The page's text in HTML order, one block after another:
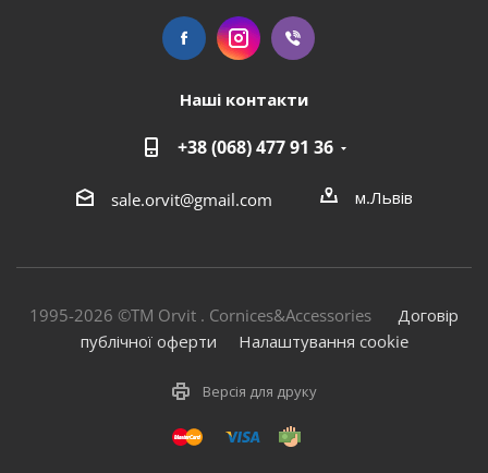
Наші контакти
+38 (068) 477 91 36
sale.orvit@gmail.com м.Львів
1995-2026 ©TM Orvit . Cornices&Accessories Договір
публічної оферти
Налаштування cookie
Версія для друку